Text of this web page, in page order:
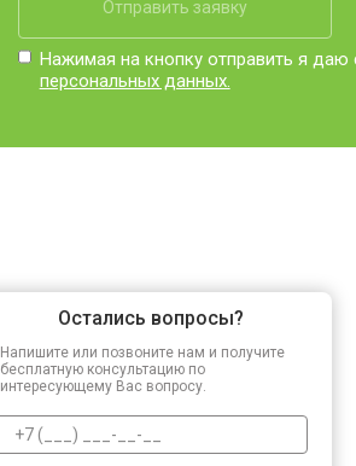
Отправить заявку
Нажимая на кнопку отправить я даю
персональных данных.
Остались вопросы?
Напишите или позвоните нам и получите
бесплатную консультацию по
интересующему Вас вопросу.